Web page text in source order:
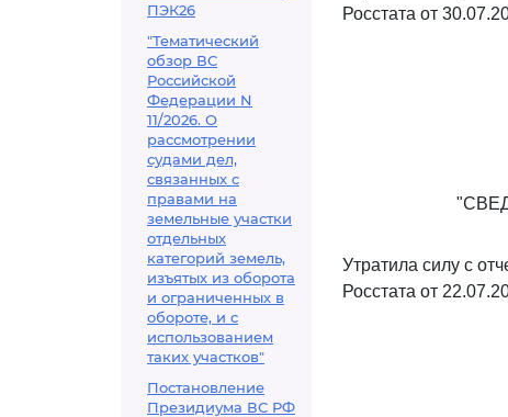
ПЭК26
"Тематический
обзор ВС
Российской
Федерации N
11/2026. О
рассмотрении
судами дел,
связанных с
правами на
земельные участки
отдельных
категорий земель,
изъятых из оборота
и ограниченных в
обороте, и с
использованием
таких участков"
Постановление
Президиума ВС РФ
Росстата от
Утратила силу с
Росстата от